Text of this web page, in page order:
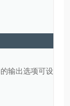
输出选项可设